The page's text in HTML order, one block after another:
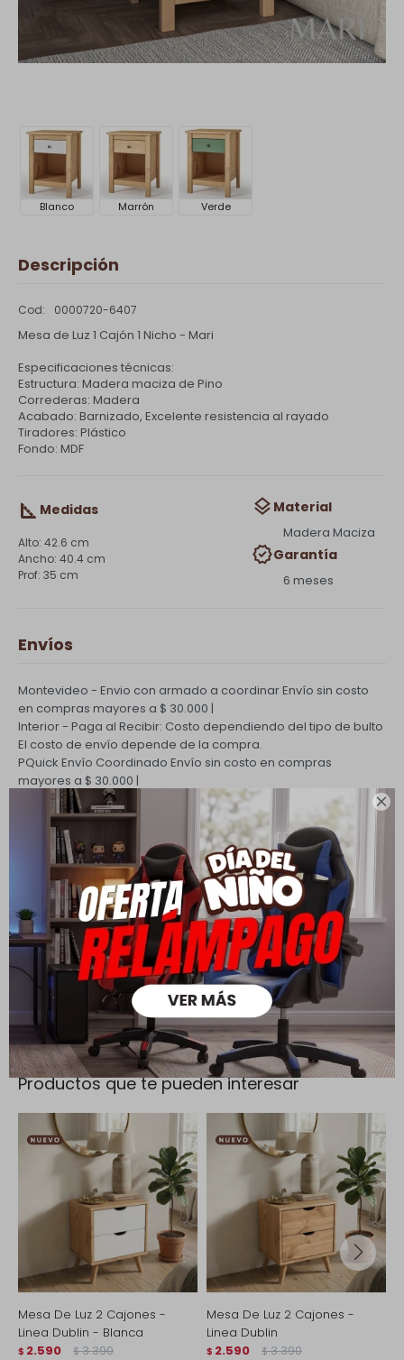

Blanco Marrón Verde
Descripción
0000720-6407
Mesa de Luz 1 Cajón 1 Nicho - Mari
Especificaciones técnicas:
Estructura: Madera maciza de Pino
Correderas: Madera
Acabado: Barnizado, Excelente resistencia al rayado
Tiradores: Plástico
Fondo: MDF
Medidas
42.6 cm
40.4 cm
35 cm
Material
Madera Maciza
Garantía
6 meses
Envíos
Montevideo - Envio con armado a coordinarEnvío sin costo
en compras mayores a $ 30.000 |
Interior - Paga al Recibir: Costo dependiendo del tipo de bulto
El costo de envío depende de la compra.
PQuick Envío Coordinado Envío sin costo en compras
mayores a $ 30.000 |
Cambios y Devoluciones
Todas las compras realizadas tienen un plazo de 5 días para
su cambio.
Ver mas
Medios de pago
Productos que te pueden interesar
Mesa De Luz 2 Cajones -
Linea Dublin - Blanca
$ 2.590 $ 3.390
Mesa De Luz 2 Cajones -
Linea Dublin
$ 2.590 $ 3.390